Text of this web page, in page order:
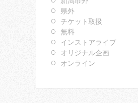
県外
チケット取扱
無料
インストアライブ
オリジナル企画
オンライン